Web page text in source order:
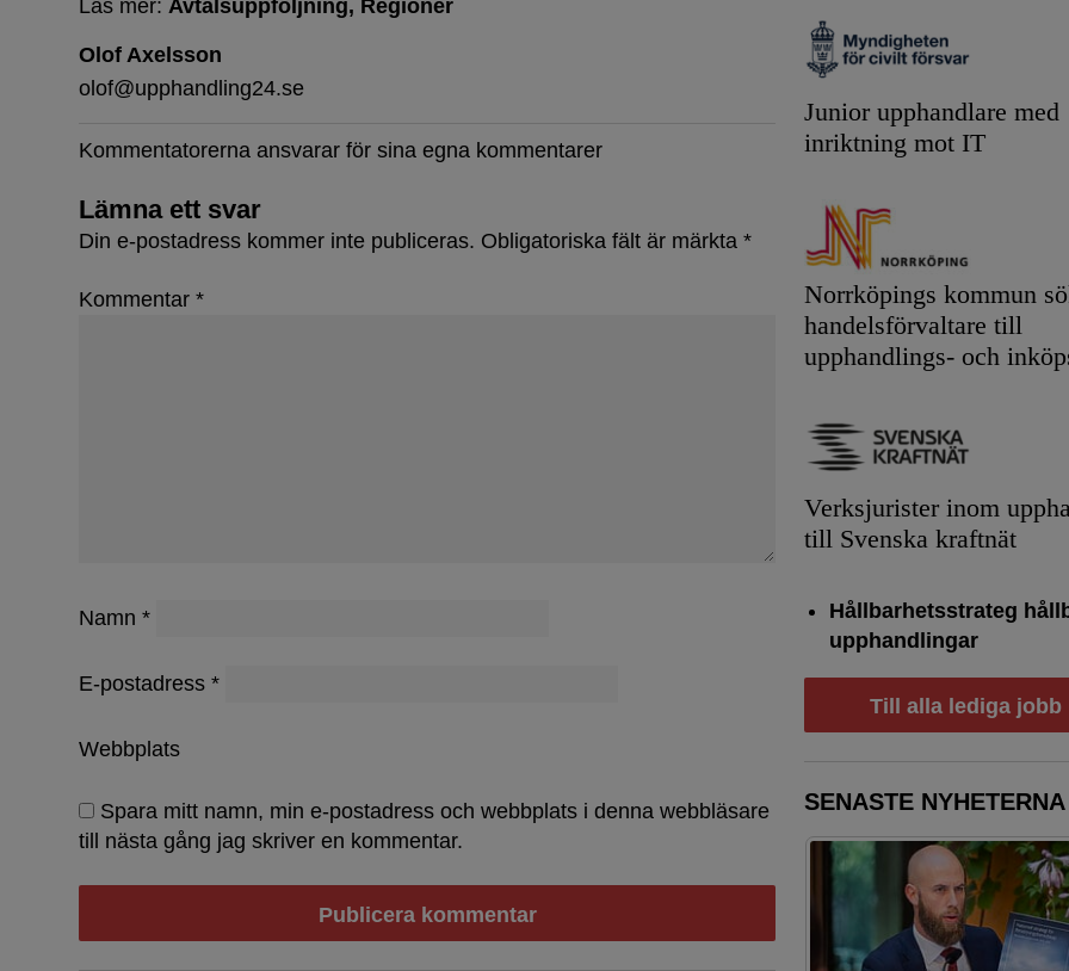
Läs mer: Avtalsuppföljning Regioner
Olof Axelsson
olof@upphandling24.se
Kommentatorerna ansvarar för sina egna kommentarer
Lämna ett svar
Din e-postadress kommer inte publiceras. Obligatoriska fält är märkta *
Kommentar *
Namn *
E-postadress *
Webbplats
Spara mitt namn, min e-postadress och webbplats i denna webbläsare
till nästa gång jag skriver en kommentar.
Junior upphandlare med
inriktning mot IT
Norrköpings kommun
handelsförvaltare till
upphandlings- och
Verksjurister inom
till Svenska kraftnät
Hållbarhetsstrateg
upphandlingar
Till alla lediga jobb
SENASTE NYHETERNA